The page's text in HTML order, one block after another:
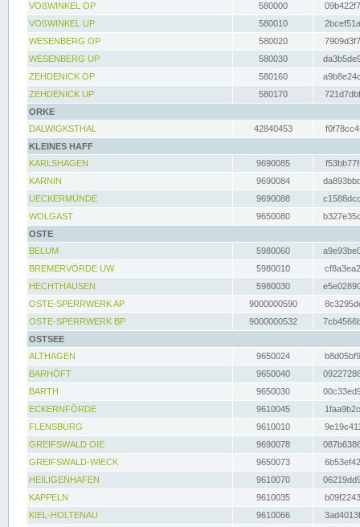
VOßWINKEL OP
580000
VOßWINKEL UP
580010
WESENBERG OP
580020
WESENBERG UP
580030
ZEHDENICK OP
580160
ZEHDENICK UP
580170
ORKE
DALWIGKSTHAL
42840453
KLEINES HAFF
KARLSHAGEN
9690085
KARNIN
9690084
UECKERMÜNDE
9690088
WOLGAST
9650080
OSTE
BELUM
5980060
BREMERVÖRDE UW
5980010
HECHTHAUSEN
5980030
OSTE-SPERRWERK AP
9000000590
OSTE-SPERRWERK BP
9000000532
OSTSEE
ALTHAGEN
9650024
BARHÖFT
9650040
BARTH
9650030
ECKERNFÖRDE
9610045
FLENSBURG
9610010
GREIFSWALD OIE
9690078
GREIFSWALD-WIECK
9650073
HEILIGENHAFEN
9610070
KAPPELN
9610035
KIEL-HOLTENAU
9610066